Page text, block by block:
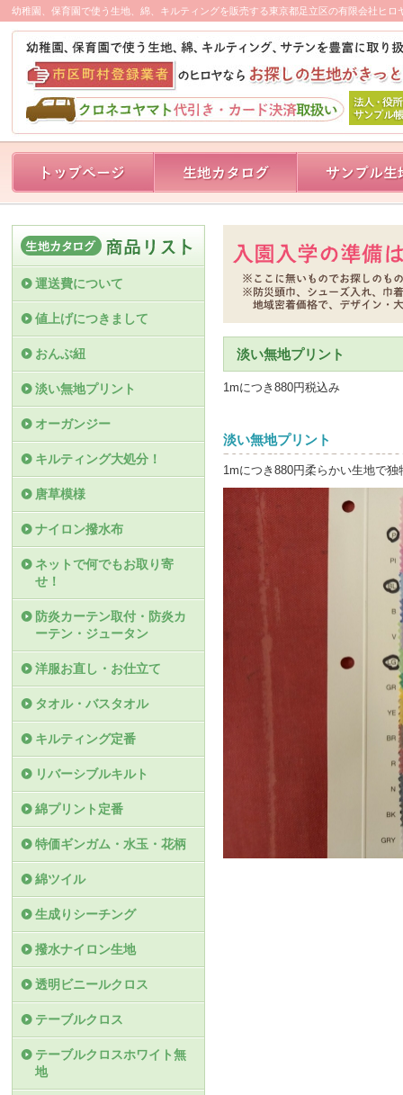
幼稚園、保育園で使う生地、綿、キルティングを販売する東京都足立区の有限会社ヒ
淡い無地プリント
1mにつき880円税込み
淡い無地プリント
1mにつき880円柔らかい生地で
運送費について
値上げにつきまして
おんぶ紐
淡い無地プリント
オーガンジー
キルティング大処分！
唐草模様
ナイロン撥水布
ネットで何でもお取り寄
せ！
防炎カーテン取付・防炎カ
ーテン・ジュータン
洋服お直し・お仕立て
タオル・バスタオル
キルティング定番
リバーシブルキルト
綿プリント定番
特価ギンガム・水玉・花柄
綿ツイル
生成りシーチング
撥水ナイロン生地
透明ビニールクロス
テーブルクロス
テーブルクロスホワイト無
地